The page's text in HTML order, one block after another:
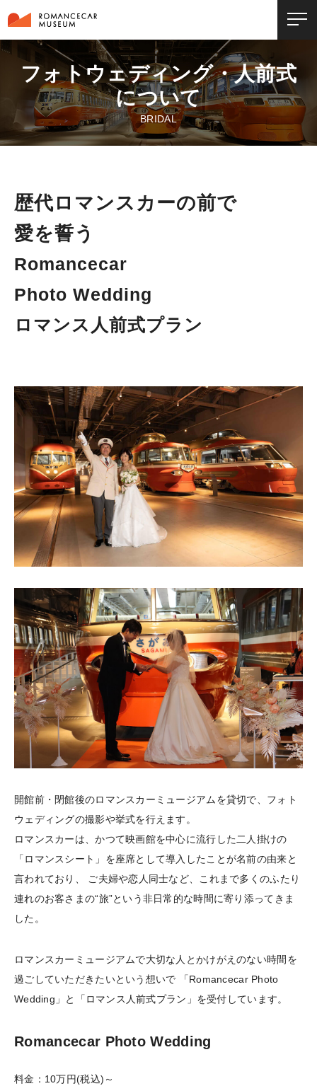
フォトウェディング・人前式
について
BRIDAL
歴代ロマンスカーの前で
愛を誓う
Romancecar
Photo Wedding
ロマンス人前式プラン
開館前・閉館後のロマンスカーミュージアムを貸切で、フォト
ウェディングの撮影や挙式を行えます。
ロマンスカーは、かつて映画館を中心に流行した二人掛けの
「ロマンスシート」を座席として導入したことが名前の由来と
言われており、
ご夫婦や恋人同士など、これまで多くのふたり
連れのお客さまの“旅”という非日常的な時間に寄り添ってきま
した。
ロマンスカーミュージアムで大切な人とかけがえのない時間を
過ごしていただきたいという想いで 「Romancecar Photo
Wedding」と「ロマンス人前式プラン」を受付しています。
Romancecar Photo Wedding
料金：10万円(税込)～